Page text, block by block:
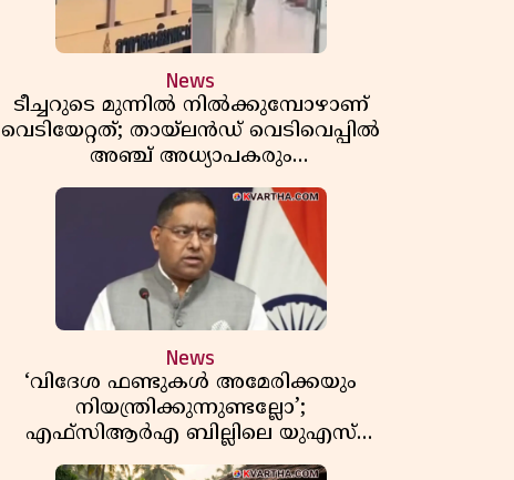
News
ടീച്ചറുടെ മുന്നിൽ നിൽക്കുമ്പോഴാണ്
വെടിയേറ്റത്; തായ്‌ലൻഡ് വെടിവെപ്പിൽ
അഞ്ച് അധ്യാപകരും
മുത്തശ്ശീമുത്തശ്ശന്മാരും കൊല്ലപ്പെട്ടു,
മരണസംഖ്യ 7; ഞെട്ടിക്കുന്ന
വെളിപ്പെടുത്തലുകൾ
News
‘വിദേശ ഫണ്ടുകൾ അമേരിക്കയും
നിയന്ത്രിക്കുന്നുണ്ടല്ലോ’;
എഫ്സിആർഎ ബില്ലിലെ യുഎസ്
വിമർശനങ്ങൾക്ക് മറുപടിയുമായി ഇന്ത്യ